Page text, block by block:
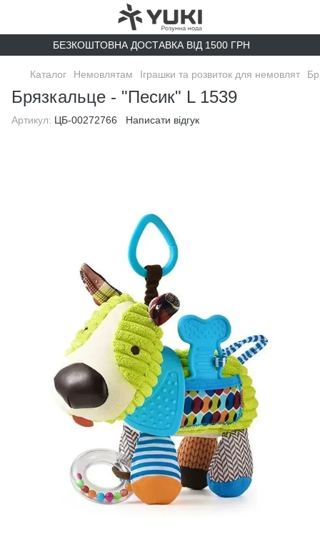
БЕЗКОШТОВНА ДОСТАВКА ВІД 1500 ГРН
Каталог Немовлятам Іграшки та розвиток для немовлят
Брязкальце - "Песик" L 1539
Артикул: ЦБ-00272766 Написати відгук